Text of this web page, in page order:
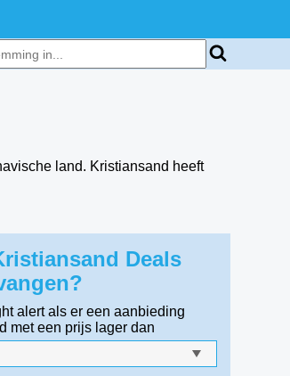
land. Kristiansand heeft
Deals
alert als er een aanbieding
met een prijs lager dan